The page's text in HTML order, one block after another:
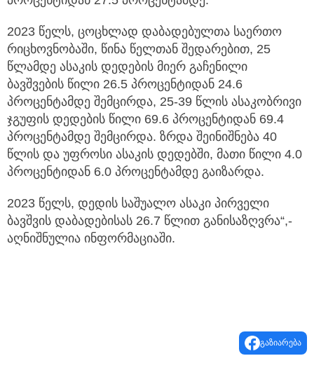
2023 წელს, ცოცხლად დაბადებულთა საერთო
რიცხოვნობაში, წინა წელთან შედარებით, 25
წლამდე ასაკის დედების მიერ გაჩენილი
ბავშვების წილი 26.5 პროცენტიდან 24.6
პროცენტამდე შემცირდა, 25-39 წლის ასაკობრივი
ჯგუფის დედების წილი 69.6 პროცენტიდან 69.4
პროცენტამდე შემცირდა. ზრდა შეინიშნება 40
წლის და უფროსი ასაკის დედებში, მათი წილი 4.0
პროცენტიდან 6.0 პროცენტამდე გაიზარდა.
2023 წელს, დედის საშუალო ასაკი პირველი
ბავშვის დაბადებისას 26.7 წლით განისაზღვრა“,-
აღნიშნულია ინფორმაციაში.
გაზიარება